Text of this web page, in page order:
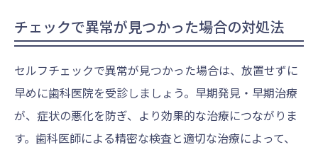
チェックで異常が見つかった場合の対処法
セルフチェックで異常が見つかった場合は、放置せずに
早めに歯科医院を受診しましょう。早期発見・早期治療
が、症状の悪化を防ぎ、より効果的な治療につながりま
す。歯科医師による精密な検査と適切な治療によって、